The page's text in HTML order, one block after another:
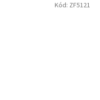
Kód: ZF5121